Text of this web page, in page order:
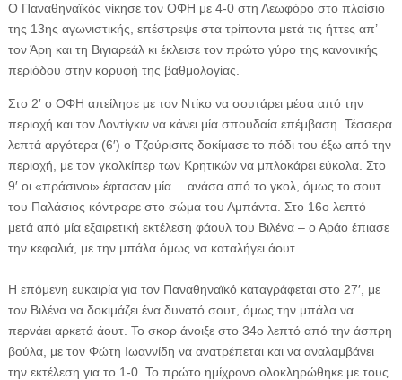
Ο Παναθηναϊκός νίκησε τον ΟΦΗ με 4-0 στη Λεωφόρο στο πλαίσιο
της 13ης αγωνιστικής, επέστρεψε στα τρίποντα μετά τις ήττες απ’
τον Άρη και τη Βιγιαρεάλ κι έκλεισε τον πρώτο γύρο της κανονικής
περιόδου στην κορυφή της βαθμολογίας.
Στο 2′ ο ΟΦΗ απείλησε με τον Ντίκο να σουτάρει μέσα από την
περιοχή και τον Λοντίγκιν να κάνει μία σπουδαία επέμβαση. Τέσσερα
λεπτά αργότερα (6′) ο Τζούρισιτς δοκίμασε το πόδι του έξω από την
περιοχή, με τον γκολκίπερ των Κρητικών να μπλοκάρει εύκολα. Στο
9′ οι «πράσινοι» έφτασαν μία… ανάσα από το γκολ, όμως το σουτ
του Παλάσιος κόντραρε στο σώμα του Αμπάντα. Στο 16ο λεπτό –
μετά από μία εξαιρετική εκτέλεση φάουλ του Βιλένα – ο Αράο έπιασε
την κεφαλιά, με την μπάλα όμως να καταλήγει άουτ.
Η επόμενη ευκαιρία για τον Παναθηναϊκό καταγράφεται στο 27′, με
τον Βιλένα να δοκιμάζει ένα δυνατό σουτ, όμως την μπάλα να
περνάει αρκετά άουτ. Το σκορ άνοιξε στο 34ο λεπτό από την άσπρη
βούλα, με τον Φώτη Ιωαννίδη να ανατρέπεται και να αναλαμβάνει
την εκτέλεση για το 1-0. Το πρώτο ημίχρονο ολοκληρώθηκε με τους